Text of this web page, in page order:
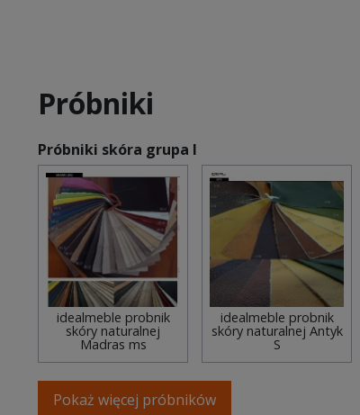
Próbniki
Próbniki skóra grupa I
idealmeble probnik
skóry naturalnej
Madras ms
idealmeble probnik
skóry naturalnej Antyk
S
Pokaż więcej próbników